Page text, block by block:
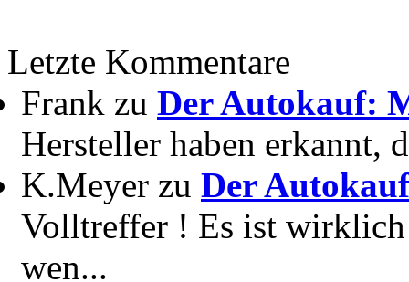
Letzte Kommentare
Frank zu Der Autokauf:
Hersteller haben erkannt,
K.Meyer zu Der
Volltreffer ! Es ist wirklich
wen...